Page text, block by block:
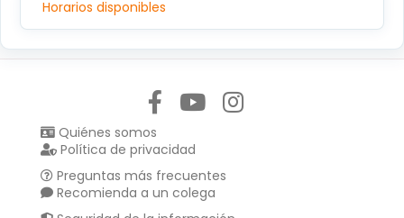
Horarios disponibles
Quiénes somos
Política de privacidad
Preguntas más frecuentes
Recomienda a un colega